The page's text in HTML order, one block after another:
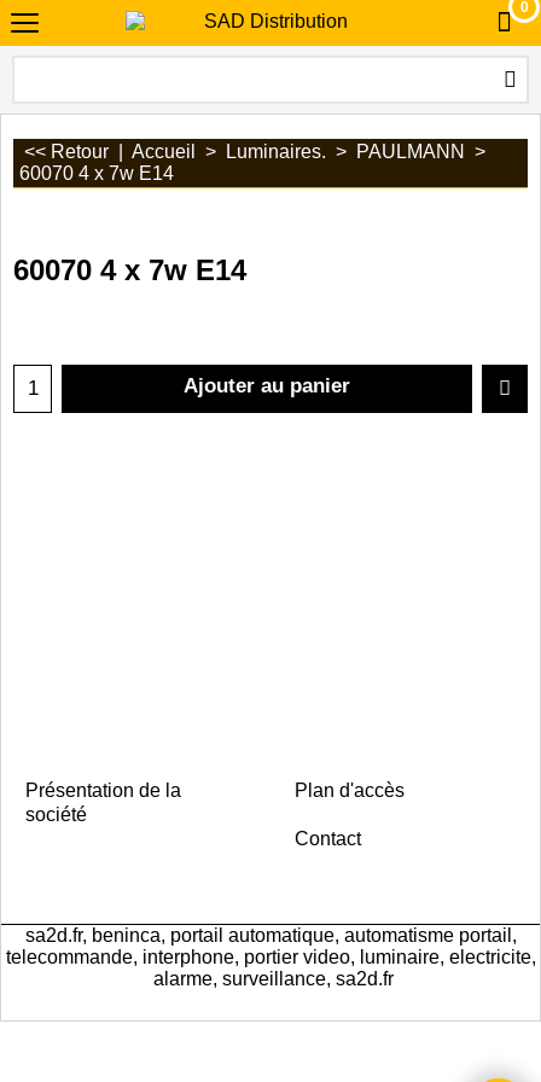
0
<< Retour Accueil > Luminaires. > PAULMANN
>
60070 4 x 7w E14
60070 4 x 7w E14
Ajouter au panier
Présentation de la
société
Plan d'accès
Contact
sa2d.fr, beninca, portail automatique, automatisme portail,
telecommande, interphone, portier video, luminaire, electricite,
alarme, surveillance, sa2d.fr